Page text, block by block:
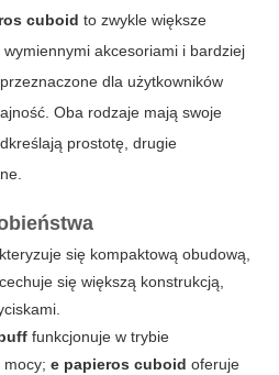
cuboid to zwykle większe
akcesoriami i bardziej
dla użytkowników
Oba rodzaje mają swoje
prostotę, drugie
się kompaktową obudową,
cechuje się większą konstrukcją,
funkcjonuje w trybie
e papieros cuboid oferuje